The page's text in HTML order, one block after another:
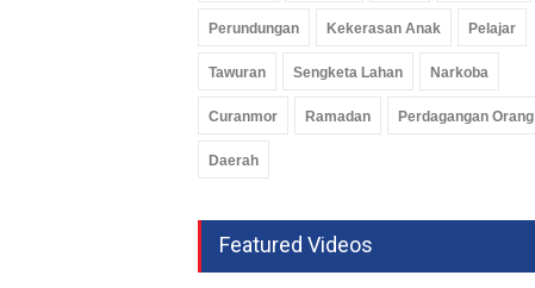
Perundungan Kekerasan Anak Pelajar
Tawuran Sengketa Lahan Narkoba
Curanmor Ramadan Perdagangan Orang
Daerah
Featured Videos